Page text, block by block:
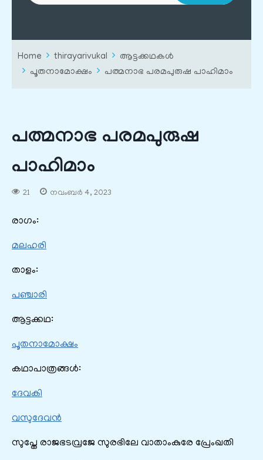
Home thirayarivukal
ആട്ടക്കഥകൾ
പൂതനാമോക്ഷം
പത്മനാഭ പരമപുരുഷ പാഹിമാം
പത്മനാഭ പരമപുരുഷ
പാഹിമാം
21 നവംബർ 4, 2023
രാഗം:
മലഹരി
താളം:
പഞ്ചാരി
ആട്ടക്കഥ:
പൂതനാമോക്ഷം
കഥാപാത്രങ്ങൾ:
ദേവകി
വസുദേവൻ
സുപ്തേ രാജഭടവ്രജേ സുരഭിലേ വാതാംകുരേ പ്രേംഖതി